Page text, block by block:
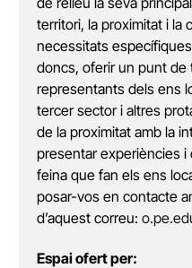
territori, la proximitat i la
necessitats
doncs, oferir un punt de
representants dels ens
tercer sector i altres
de la proximitat amb la
presentar experiències i
feina que fan els ens
posar-vos en contacte
d’aquest correu:
Espai ofert per: